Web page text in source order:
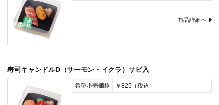
商品詳細へ
寿司キャンドルD（サーモン・イクラ）サビ入
希望小売価格 ￥825（税込）